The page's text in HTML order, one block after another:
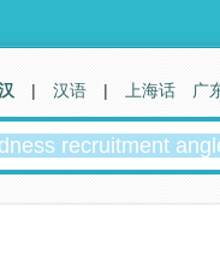
| 汉语 | 上海话 广